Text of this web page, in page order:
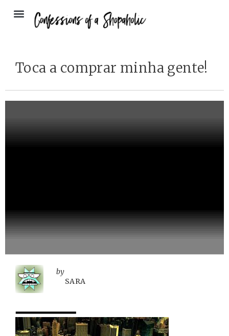
Toca a comprar minha gente!
by
SARA